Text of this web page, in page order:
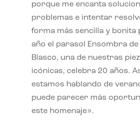
porque me encanta
problemas e intentar
forma más sencilla y bonita
año el parasol Ensombra de
Blasco, una de nuestras
icónicas, celebra 20 años.
estamos hablando de
puede parecer más
este homenaje».